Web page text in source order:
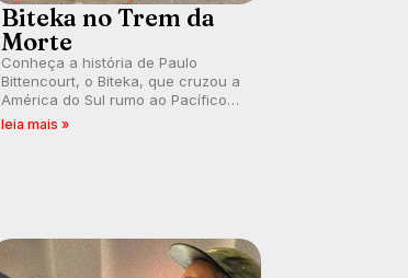
Biteka no Trem da
Morte
Conheça a história de Paulo
Bittencourt, o Biteka, que cruzou a
América do Sul rumo ao Pacífico
em uma jornada que se tornou um
leia mais »